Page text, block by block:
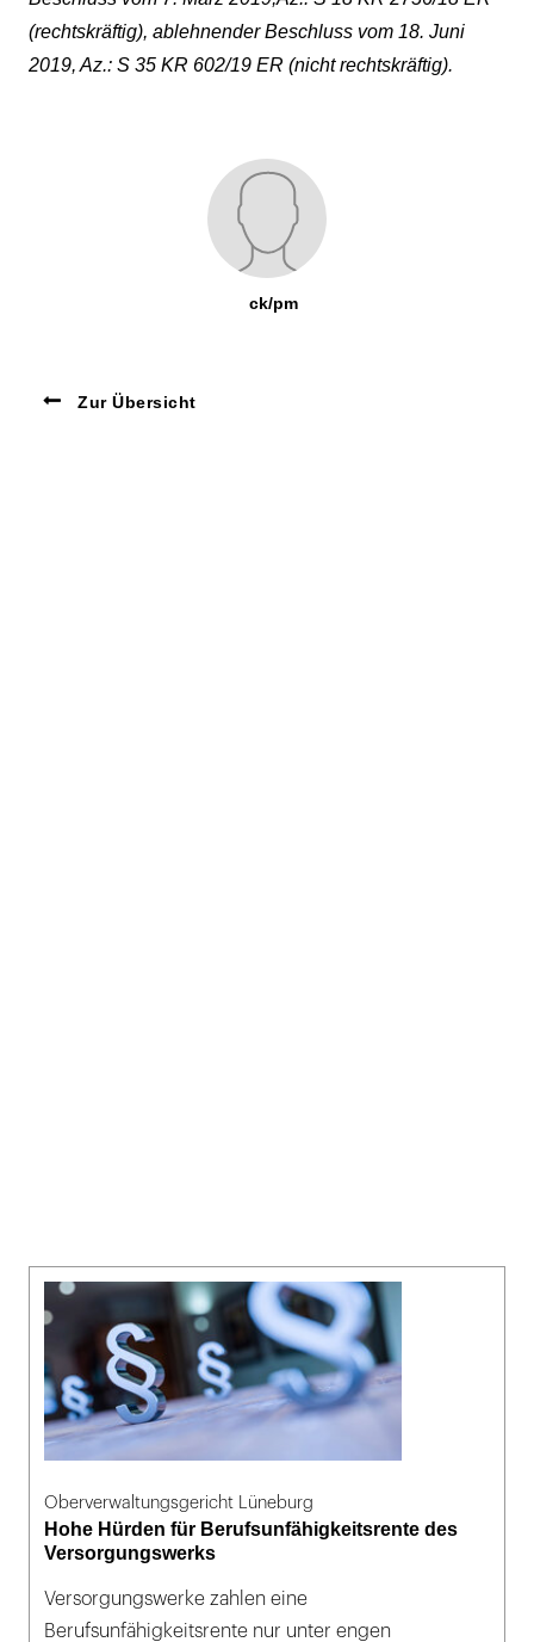
(rechtskräftig), ablehnender Beschluss vom 18. Juni
2019, Az.: S 35 KR 602/19 ER (nicht rechtskräftig).
ck/pm
Zur Übersicht
Oberverwaltungsgericht Lüneburg
Hohe Hürden für Berufsunfähigkeitsrente des
Versorgungswerks
Versorgungswerke zahlen eine
Berufsunfähigkeitsrente nur unter engen